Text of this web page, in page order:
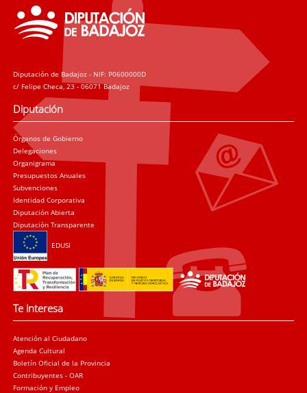
Diputación de Badajoz - NIF: P0600000D
c/ Felipe Checa, 23 - 06071 Badajoz
Diputación
Órganos de Gobierno
Delegaciones
Organigrama
Presupuestos Anuales
Subvenciones
Identidad Corporativa
Diputación Abierta
Diputación Transparente
EDUSI
Te interesa
Atención al Ciudadano
Agenda Cultural
Boletín Oficial de la Provincia
Contribuyentes - OAR
Formación y Empleo